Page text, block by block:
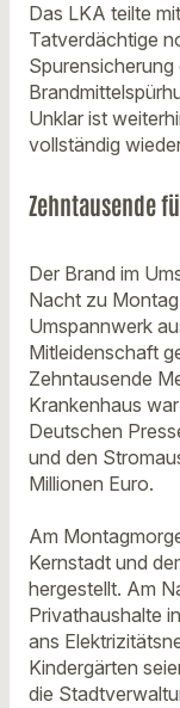
Das LKA teilte
Tatverdächtige
Unklar ist
vollständig
Zehntausende
Der Brand im
Nacht zu
Umspannwerk
Mitleidenschaft
Zehntausende
Krankenhaus
Deutschen
und den
Millionen Euro.
Am
Kernstadt und
hergestellt. Am
Privathaushalte
ans
Kindergärten
die